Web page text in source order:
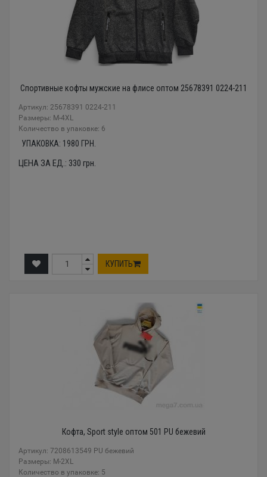
Спортивные кофты мужские на флисе оптом 25678391 0224-211
Артикул: 25678391 0224-211
Размеры: М-4XL
Количество в упаковке: 6
УПАКОВКА: 1980 ГРН.
ЦЕНА ЗА ЕД.: 330 грн.
КУПИТЬ
Кофта, Sport style оптом 501 PU бежевий
Артикул: 7208613549 PU бежевий
Размеры: M-2XL
Количество в упаковке: 5